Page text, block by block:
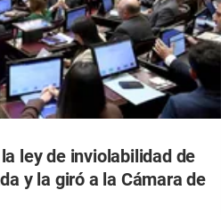
ley de inviolabilidad de
y la giró a la Cámara de